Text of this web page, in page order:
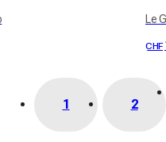
Le
CHF
1 2